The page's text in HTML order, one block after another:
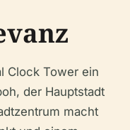
Clock Tower ein
der Hauptstadt
macht